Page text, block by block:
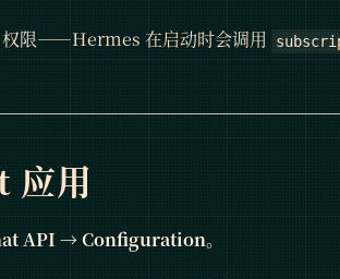
权限——Hermes 在启动时会调用
应用
API → Configuration。